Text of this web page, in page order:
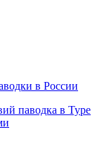
в России
паводка в Туре